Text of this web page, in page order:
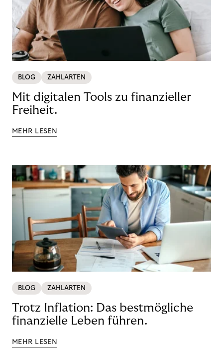
BLOG ZAHLARTEN
Mit digitalen Tools zu finanzieller
Freiheit.
MEHR LESEN
BLOG ZAHLARTEN
Trotz Inflation: Das bestmögliche
finanzielle Leben führen.
MEHR LESEN